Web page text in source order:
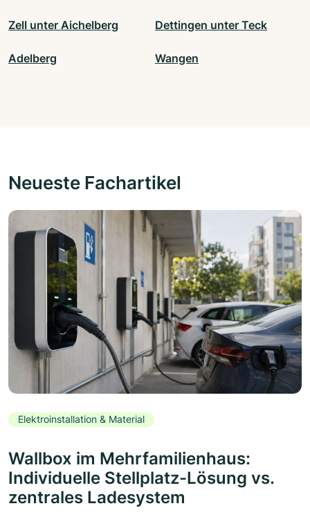
Zell unter Aichelberg Dettingen unter Teck
Adelberg Wangen
Neueste Fachartikel
Elektroinstallation & Material
Wallbox im Mehrfamilienhaus:
Individuelle Stellplatz-Lösung vs.
zentrales Ladesystem